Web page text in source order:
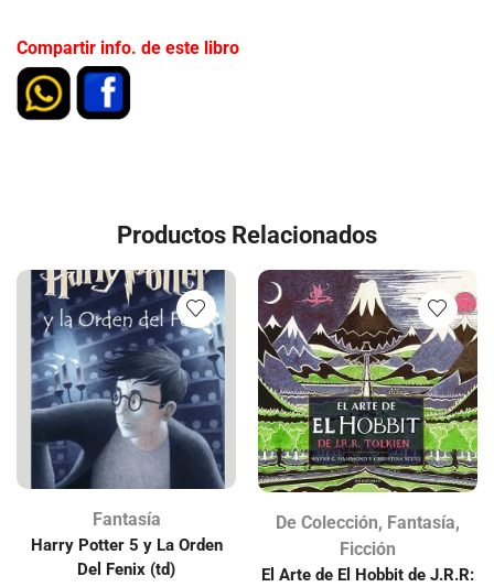
Compartir info. de este libro
Productos Relacionados
Fantasía
Harry Potter 5 y La Orden
Del Fenix (td)
De Colección, Fantasía,
Ficción
El Arte de El Hobbit de J.R.R: